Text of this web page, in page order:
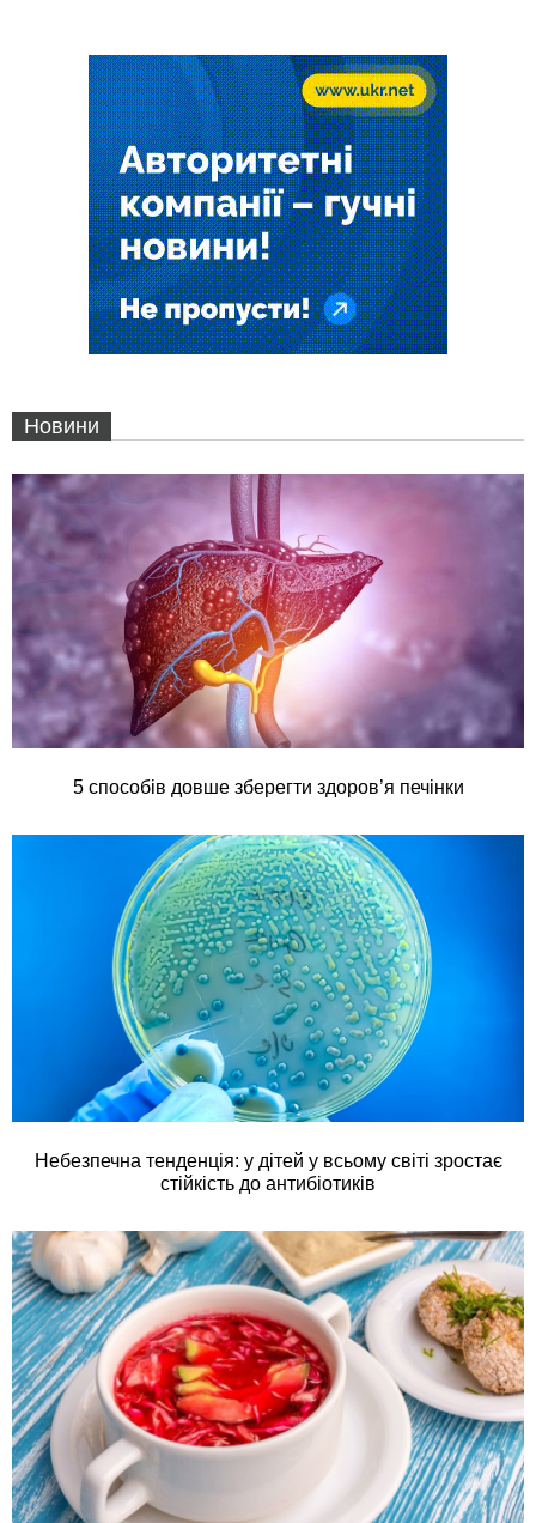
Новини
5 способів довше зберегти здоров’я печінки
Небезпечна тенденція: у дітей у всьому світі зростає
стійкість до антибіотиків